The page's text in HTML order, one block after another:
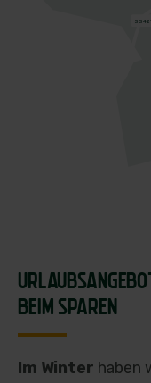
SS421
BEIM SPAREN
Im Winter haben